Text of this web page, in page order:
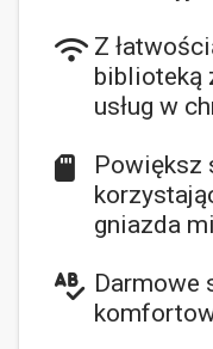
Z
biblioteką
usług w
Powiększ
gniazda
Darmowe